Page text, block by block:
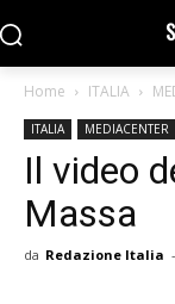
Home ITALIA
ITALIA MEDIACENTER
Il video
Massa
da Redazione Italia -